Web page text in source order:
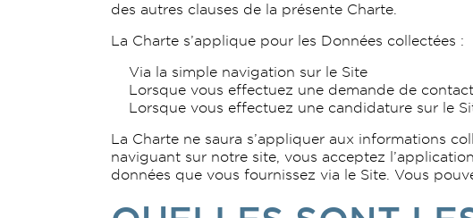
des autres clauses de la présente Charte.
La Charte s’applique pour les Données collectées :
Via la simple navigation sur le Site
Lorsque vous effectuez une demande de
Lorsque vous effectuez une candidature sur le
La Charte ne saura s’appliquer aux informations
naviguant sur notre site, vous acceptez
données que vous fournissez via le Site. Vous